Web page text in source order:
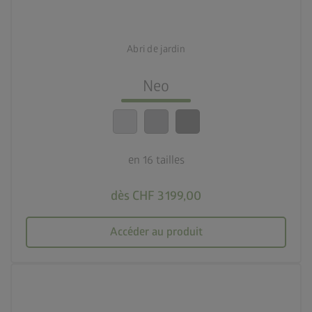
Abri de jardin
Neo
en 16 tailles
dès CHF 3 199,00
Accéder au produit
Le meilleur niveau de sécurité
calendar_month